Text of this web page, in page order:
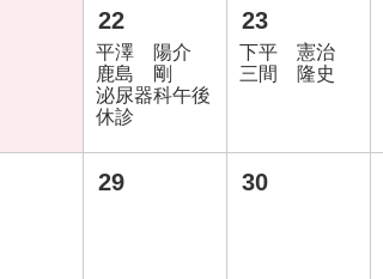
22
平澤 陽介
鹿島 剛
泌尿器科午後
休診
23
下平 憲治
三間 隆史
29 30